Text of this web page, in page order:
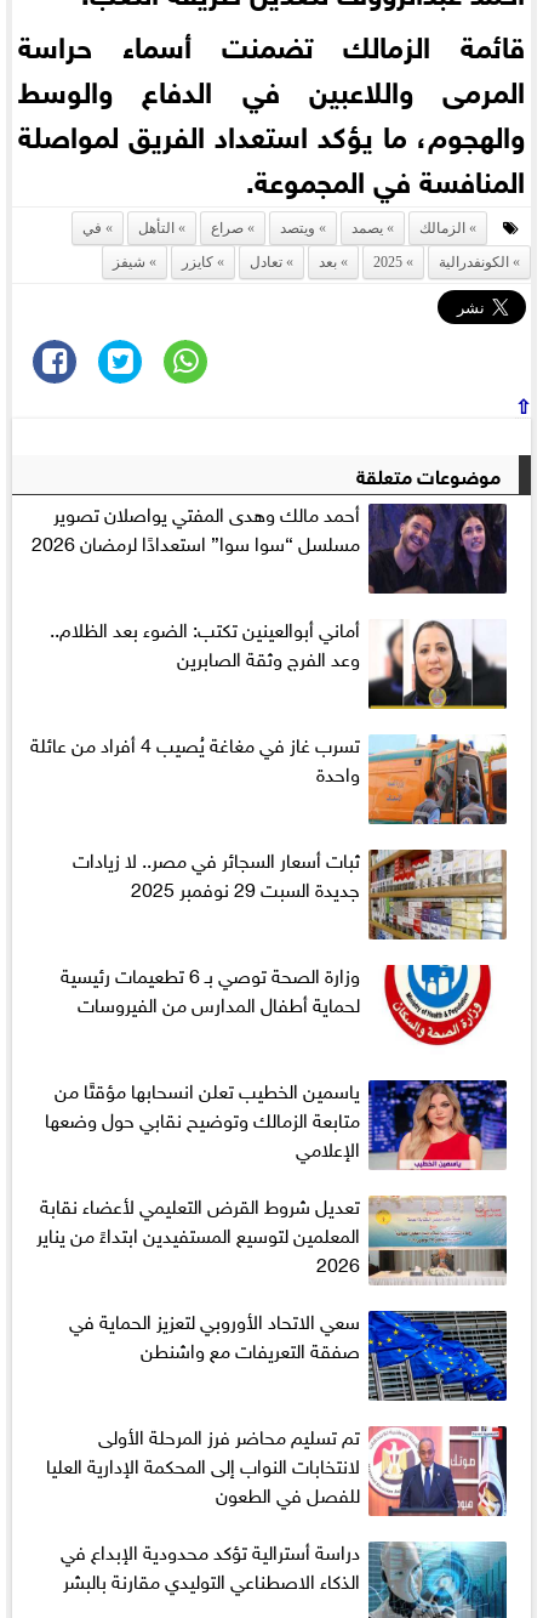
قائمة الزمالك تضمنت أسماء حراسة
المرمى واللاعبين في الدفاع والوسط
والهجوم، ما يؤكد استعداد الفريق لمواصلة
المنافسة في المجموعة.
الزمالك يصمد ويتصد صراع التأهل
في
الكونفدرالية
2025 بعد تعادل كايزر شيفز
⇧
موضوعات متعلقة
أحمد مالك وهدى المفتي يواصلان تصوير
مسلسل “سوا سوا” استعدادًا لرمضان 2026
أماني أبوالعينين تكتب: الضوء بعد الظلام..
وعد الفرج وثقة الصابرين
تسرب غاز في مغاغة يُصيب 4 أفراد من عائلة
واحدة
ثبات أسعار السجائر في مصر.. لا زيادات
جديدة السبت 29 نوفمبر 2025
وزارة الصحة توصي بـ 6 تطعيمات رئيسية
لحماية أطفال المدارس من الفيروسات
ياسمين الخطيب تعلن انسحابها مؤقتًا من
متابعة الزمالك وتوضيح نقابي حول وضعها
الإعلامي
تعديل شروط القرض التعليمي لأعضاء نقابة
المعلمين لتوسيع المستفيدين ابتداءً من يناير
2026
سعي الاتحاد الأوروبي لتعزيز الحماية في
صفقة التعريفات مع واشنطن
تم تسليم محاضر فرز المرحلة الأولى
لانتخابات النواب إلى المحكمة الإدارية العليا
للفصل في الطعون
دراسة أسترالية تؤكد محدودية الإبداع في
الذكاء الاصطناعي التوليدي مقارنة بالبشر